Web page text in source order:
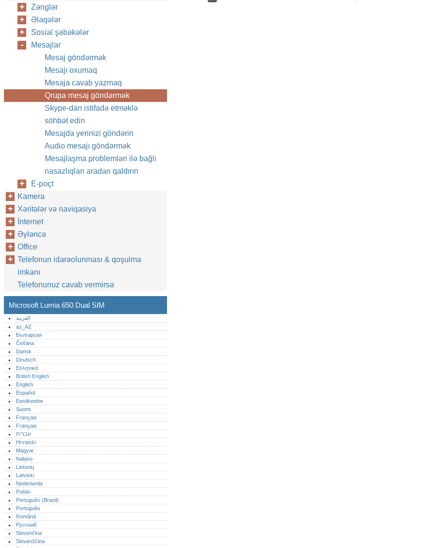
Zənglər
Əlaqələr
Sosial şəbəkələr
Mesajlar
Mesaj göndərmək
Mesajı oxumaq
Mesaja cavab yazmaq
Qrupa mesaj göndərmək
Skype-dan istifadə etməklə
söhbət edin
Mesajda yerinizi göndərin
Audio mesajı göndərmək
Mesajlaşma problemləri ilə bağlı
nasazlıqları aradan qaldırın
E-poçt
Kamera
Xəritələr və naviqasiya
İnternet
Əyləncə
Office
Telefonun idarəolunması & qoşulma
imkanı
Telefonunuz cavab vermirsə
Microsoft Lumia 650 Dual SIM
العربية
az_AZ
Български
Čeština
Dansk
Deutsch
Ελληνικά
British English
English
Español
Eestikeelne
Suomi
Français
Français
עברית
Hrvatski
Magyar
Italiano
Lietuvių
Latviski
Nederlands
Polski
Português (Brasil)
Português‎
Română
Русский
Slovenčina
Slovenščina